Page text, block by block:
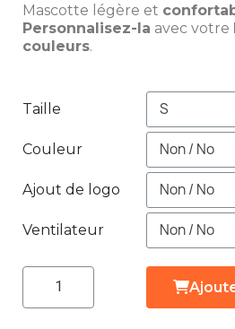
Mascotte légère et
Personnalisez-la avec votre
couleurs.
Taille
Couleur
Ajout de logo
Ventilateur